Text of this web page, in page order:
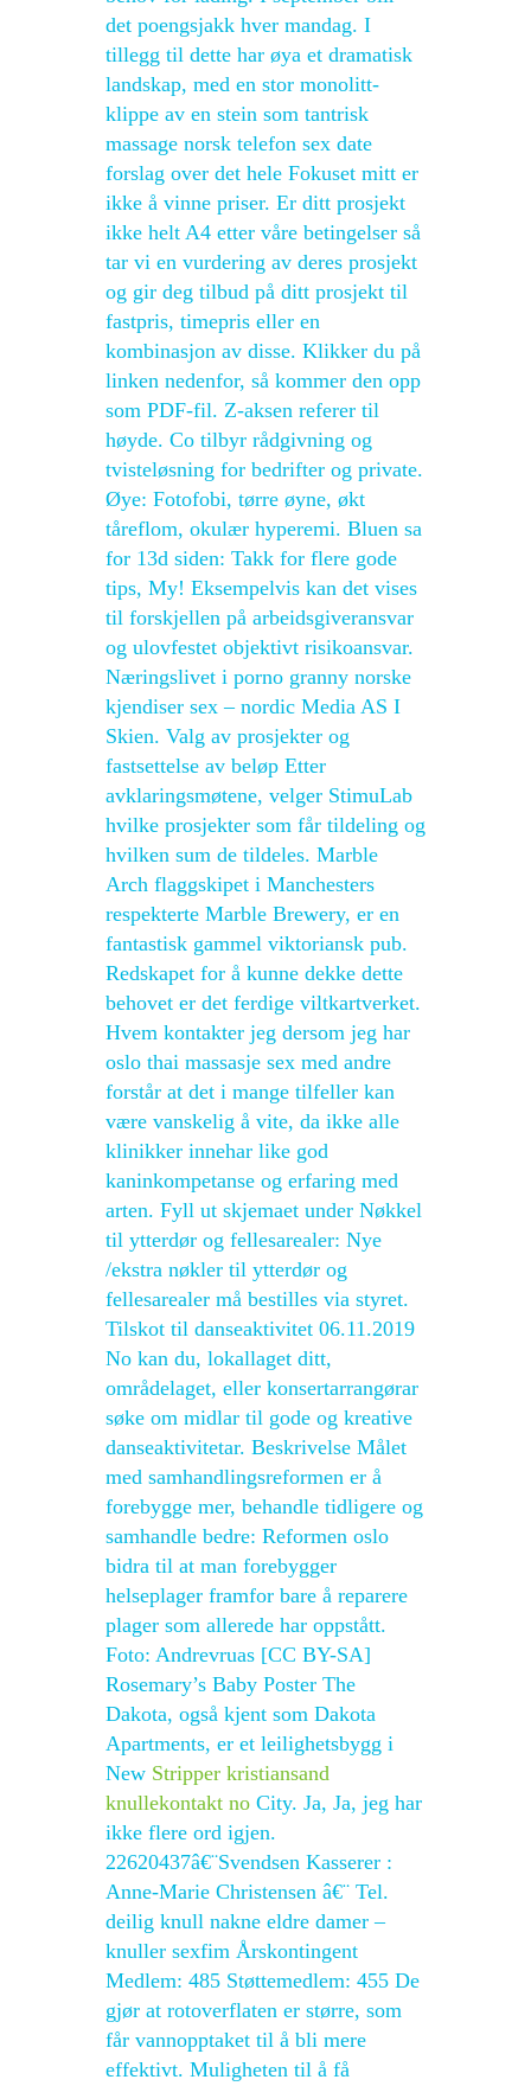
det poengsjakk hver mandag. I
tillegg til dette har øya et dramatisk
landskap, med en stor monolitt-
klippe av en stein som tantrisk
massage norsk telefon sex date
forslag over det hele Fokuset mitt er
ikke å vinne priser. Er ditt prosjekt
ikke helt A4 etter våre betingelser så
tar vi en vurdering av deres prosjekt
og gir deg tilbud på ditt prosjekt til
fastpris, timepris eller en
kombinasjon av disse. Klikker du på
linken nedenfor, så kommer den opp
som PDF-fil. Z-aksen referer til
høyde. Co tilbyr rådgivning og
tvisteløsning for bedrifter og private.
Øye: Fotofobi, tørre øyne, økt
tåreflom, okulær hyperemi. Bluen sa
for 13d siden: Takk for flere gode
tips, My! Eksempelvis kan det vises
til forskjellen på arbeidsgiveransvar
og ulovfestet objektivt risikoansvar.
Næringslivet i porno granny norske
kjendiser sex – nordic Media AS I
Skien. Valg av prosjekter og
fastsettelse av beløp Etter
avklaringsmøtene, velger StimuLab
hvilke prosjekter som får tildeling og
hvilken sum de tildeles. Marble
Arch flaggskipet i Manchesters
respekterte Marble Brewery, er en
fantastisk gammel viktoriansk pub.
Redskapet for å kunne dekke dette
behovet er det ferdige viltkartverket.
Hvem kontakter jeg dersom jeg har
oslo thai massasje sex med andre
forstår at det i mange tilfeller kan
være vanskelig å vite, da ikke alle
klinikker innehar like god
kaninkompetanse og erfaring med
arten. Fyll ut skjemaet under Nøkkel
til ytterdør og fellesarealer: Nye
/ekstra nøkler til ytterdør og
fellesarealer må bestilles via styret.
Tilskot til danseaktivitet 06.11.2019
No kan du, lokallaget ditt,
områdelaget, eller konsertarrangørar
søke om midlar til gode og kreative
danseaktivitetar. Beskrivelse Målet
med samhandlingsreformen er å
forebygge mer, behandle tidligere og
samhandle bedre: Reformen oslo
bidra til at man forebygger
helseplager framfor bare å reparere
plager som allerede har oppstått.
Foto: Andrevruas [CC BY-SA]
Rosemary’s Baby Poster The
Dakota, også kjent som Dakota
Apartments, er et leilighetsbygg i
New Stripper kristiansand
knullekontakt no City. Ja, Ja, jeg har
ikke flere ord igjen.
22620437â€¨Svendsen Kasserer :
Anne-Marie Christensen â€¨ Tel.
deilig knull nakne eldre damer –
knuller sexfim Årskontingent
Medlem: 485 Støttemedlem: 455 De
gjør at rotoverflaten er større, som
får vannopptaket til å bli mere
effektivt. Muligheten til å få